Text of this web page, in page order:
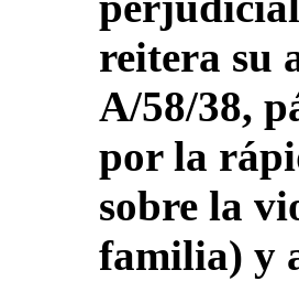
reitera su
A/58/38,
por la
sobre la
familia) y